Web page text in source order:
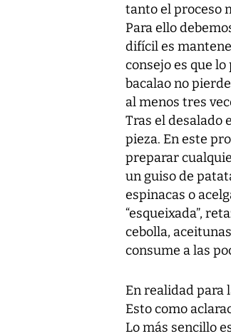
tanto el proceso
Para ello
difícil es
consejo es que
bacalao no
al menos tres
Tras el desalado
pieza. En este
preparar
un guiso de
espinacas o
“esqueixada”,
cebolla,
consume a las
En realidad para
Esto como
Lo más sencillo